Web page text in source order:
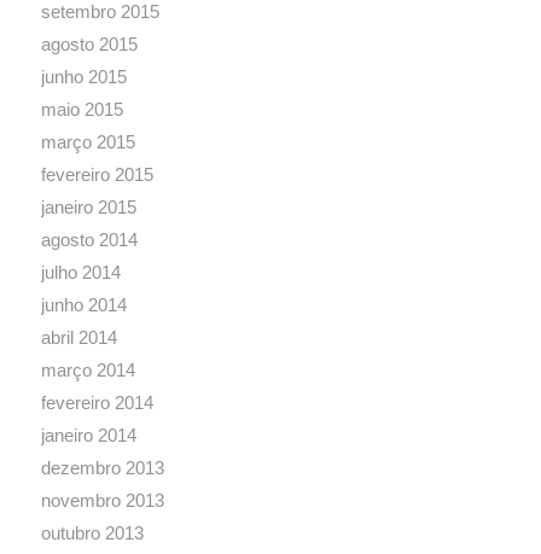
setembro 2015
agosto 2015
junho 2015
maio 2015
março 2015
fevereiro 2015
janeiro 2015
agosto 2014
julho 2014
junho 2014
abril 2014
março 2014
fevereiro 2014
janeiro 2014
dezembro 2013
novembro 2013
outubro 2013